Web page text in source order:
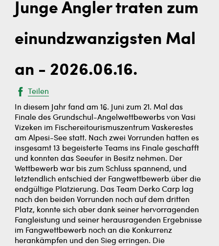
Junge Angler traten zum
einundzwanzigsten Mal
an - 2026.06.16.
Teilen
In diesem Jahr fand am 16. Juni zum 21. Mal das
Finale des Grundschul-Angelwettbewerbs von Vasi
Vizeken im Fischereitourismuszentrum Vaskerestes
am Alpesi-See statt. Nach zwei Vorrunden hatten es
insgesamt 13 begeisterte Teams ins Finale geschafft
und konnten das Seeufer in Besitz nehmen. Der
Wettbewerb war bis zum Schluss spannend, und
letztendlich entschied der Fangwettbewerb über die
endgültige Platzierung. Das Team Derko Carp lag
nach den beiden Vorrunden noch auf dem dritten
Platz, konnte sich aber dank seiner hervorragenden
Fangleistung und seiner herausragenden Ergebnisse
im Fangwettbewerb noch an die Konkurrenz
herankämpfen und den Sieg erringen. Die